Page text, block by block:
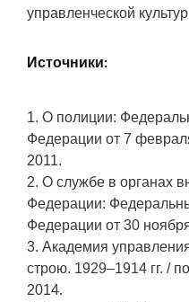
управленческой
Источники:
1. О полиции:
Федерации от 7
2011.
2. О службе в органах
Федерации:
Федерации от 30
3. Академия
строю. 1929–1914 гг. /
2014.